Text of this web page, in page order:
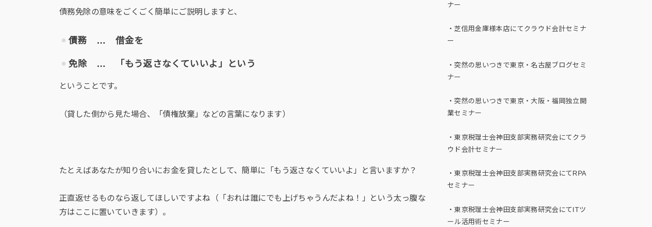
債務免除の意味をごくごく簡単にご説明しますと、
債務 … 借金を
免除 … 「もう返さなくていいよ」という
ということです。
（貸した側から見た場合、「債権放棄」などの言葉になります）
たとえばあなたが知り合いにお金を貸したとして、簡単に「もう返さなくていいよ」と言いますか？
正直返せるものなら返してほしいですよね（「おれは誰にでも上げちゃうんだよね！」という太っ腹な
方はここに置いていきます）。
ナー
・芝信用金庫様本店にてクラウド会計セミナ
ー
・突然の思いつきで東京・名古屋ブログセミ
ナー
・突然の思いつきで東京・大阪・福岡独立開
業セミナー
・東京税理士会神田支部実務研究会にてクラ
ウド会計セミナー
・東京税理士会神田支部実務研究会にてRPA
セミナー
・東京税理士会神田支部実務研究会にてITツ
ール活用術セミナー